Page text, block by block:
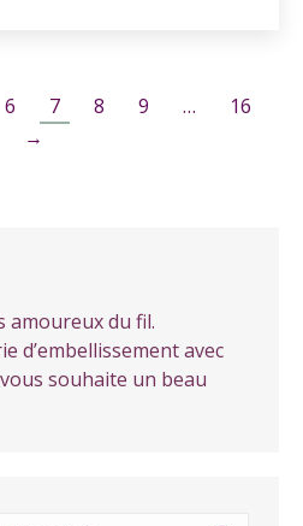
6 7 8 9 …
16
→
amoureux du fil.
d’embellissement avec
souhaite un beau